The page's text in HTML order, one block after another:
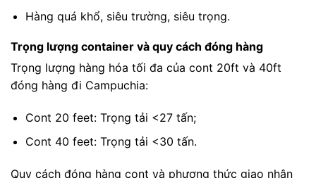
Hàng quá khổ, siêu trường, siêu trọng.
Trọng lượng container và quy cách đóng hàng
Trọng lượng hàng hóa tối đa của cont 20ft và 40ft
đóng hàng đi Campuchia:
Cont 20 feet: Trọng tải <27 tấn;
Cont 40 feet: Trọng tải <30 tấn.
Quy cách đóng hàng cont và phương thức giao nhận